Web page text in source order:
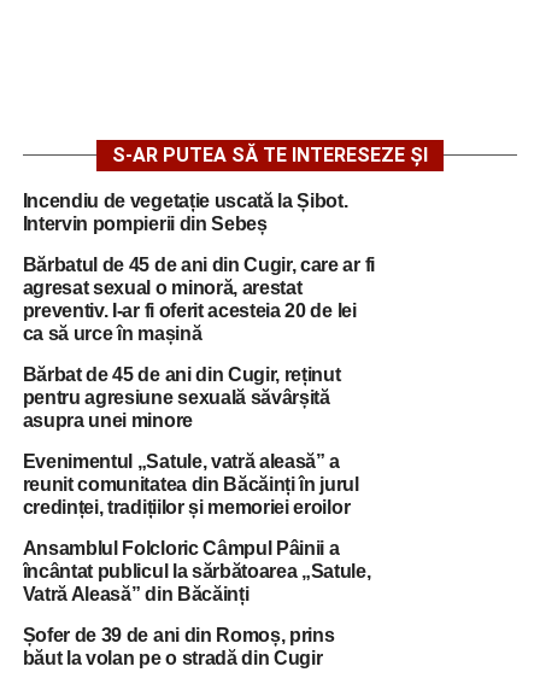
S-AR PUTEA SĂ TE INTERESEZE ȘI
Incendiu de vegetație uscată la Șibot.
Intervin pompierii din Sebeș
Bărbatul de 45 de ani din Cugir, care ar fi
agresat sexual o minoră, arestat
preventiv. I-ar fi oferit acesteia 20 de lei
ca să urce în mașină
Bărbat de 45 de ani din Cugir, reținut
pentru agresiune sexuală săvârșită
asupra unei minore
Evenimentul „Satule, vatră aleasă” a
reunit comunitatea din Băcăinți în jurul
credinței, tradițiilor și memoriei eroilor
Ansamblul Folcloric Câmpul Pâinii a
încântat publicul la sărbătoarea „Satule,
Vatră Aleasă” din Băcăinți
Șofer de 39 de ani din Romoș, prins
băut la volan pe o stradă din Cugir